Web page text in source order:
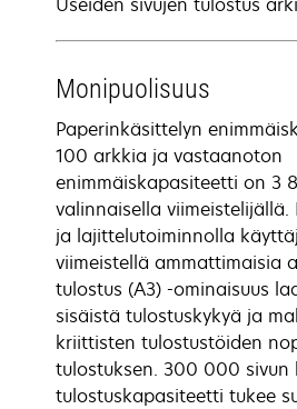
Monipuolisuus
Paperinkäsittelyn
100 arkkia ja vastaanoton
enimmäiskapasiteetti on 3
valinnaisella
ja lajittelutoiminnolla
viimeistellä ammattimaisia
tulostus (A3) -ominaisuus
sisäistä tulostuskykyä ja
kriittisten tulostustöiden
tulostuksen. 300 000 sivun
tulostuskapasiteetti tukee